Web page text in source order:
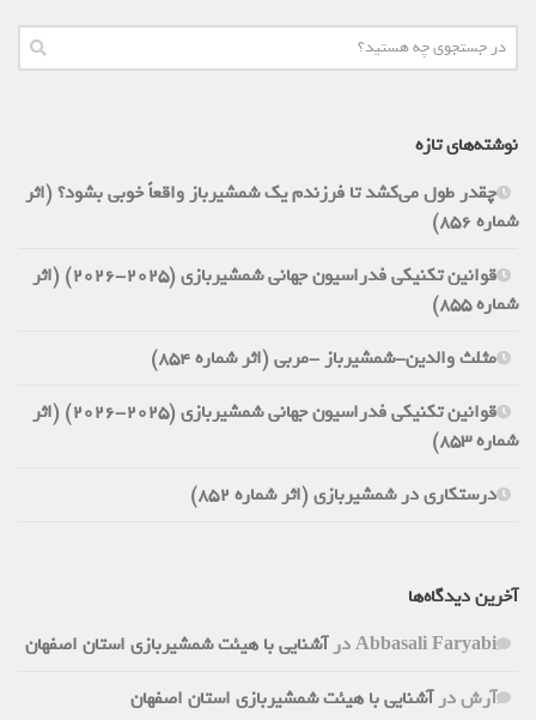
نوشته‌های تازه
چقدر طول می‌کشد تا فرزندم یک شمشیرباز واقعاً خوبی بشود؟ (اثر
شماره 856)
قوانین تکنیکی فدراسیون جهانی شمشیربازی (2025-2026) (اثر
شماره 855)
مثلث والدین-شمشیرباز -مربی (اثر شماره 854)
قوانین تکنیکی فدراسیون جهانی شمشیربازی (2025-2026) (اثر
شماره 853)
درستکاری در شمشیربازی (اثر شماره 852)
آخرین دیدگاه‌ها
Abbasali Faryabiدرآشنایی با هیئت شمشیربازی استان اصفهان
آرشدرآشنایی با هیئت شمشیربازی استان اصفهان